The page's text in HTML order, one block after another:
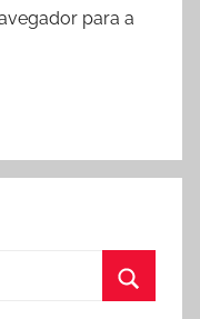
para a